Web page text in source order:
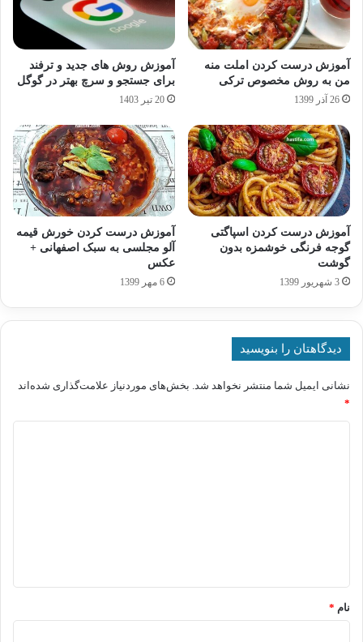
آموزش درست کردن املت منه
من به روش مخصوص ترکی
26 آذر 1399
آموزش روش های جدید و ترفند
برای جستجو و سرچ بهتر در گوگل
20 تیر 1403
آموزش درست کردن اسپاگتی
گوجه فرنگی خوشمزه بدون
گوشت
3 شهریور 1399
آموزش درست کردن خورش قیمه
آلو مجلسی به سبک اصفهانی +
عکس
6 مهر 1399
دیدگاهتان را بنویسید
نشانی ایمیل شما منتشر نخواهد شد. بخش‌های موردنیاز علامت‌گذاری شده‌اند
*
نام *